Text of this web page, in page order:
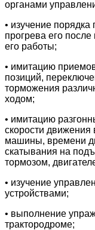
органами
• изучение порядка
прогрева его после
его работы;
• имитацию
позиций,
торможения
ходом;
• имитацию
скорости движения
машины, времени
скатывания на
тормозом,
• изучение
устройствами;
• выполнение
трактородроме;